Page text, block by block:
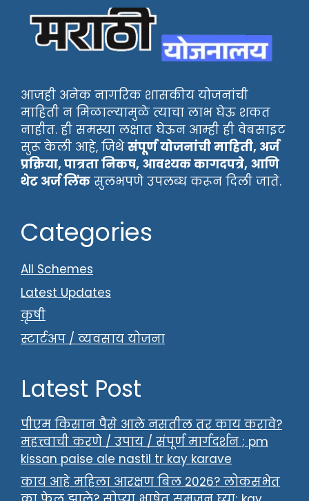
आजही अनेक नागरिक शासकीय योजनांची
माहिती न मिळाल्यामुळे त्याचा लाभ घेऊ शकत
नाहीत. ही समस्या लक्षात घेऊन आम्ही ही वेबसाइट
सुरू केली आहे, जिथेसंपूर्ण योजनांची माहिती, अर्ज
प्रक्रिया, पात्रता निकष, आवश्यक कागदपत्रे, आणि
थेट अर्ज लिंक सुलभपणे उपलब्ध करून दिली जाते.
Categories
All Schemes
Latest Updates
कृषी
स्टार्टअप / व्यवसाय योजना
Latest Post
पीएम किसान पैसे आले नसतील तर काय करावे?
महत्त्वाची करणे / उपाय / संपूर्ण मार्गदर्शन ; pm
kissan paise ale nastil tr kay karave
काय आहे महिला आरक्षण बिल 2026? लोकसभेत